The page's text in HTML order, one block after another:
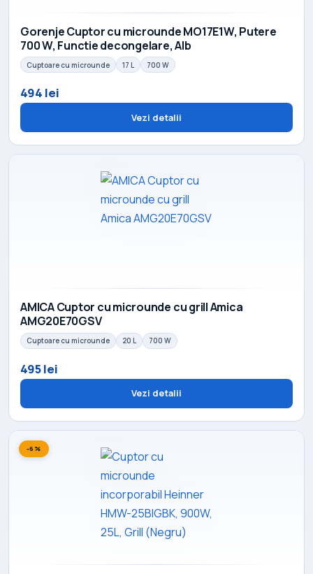
Gorenje Cuptor cu microunde MO17E1W, Putere
700 W, Functie decongelare, Alb
Cuptoare cu microunde 17 L 700 W
494 lei
Vezi detalii
AMICA Cuptor cu microunde cu grill Amica
AMG20E70GSV
Cuptoare cu microunde 20 L 700 W
495 lei
Vezi detalii
-6%